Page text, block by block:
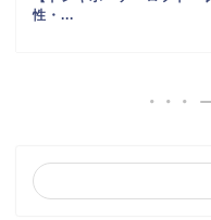
性・...